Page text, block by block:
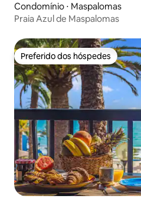
Condomínio ⋅ Maspalomas
Praia Azul de Maspalomas
Preferido dos hóspedes
Preferido dos hóspedes